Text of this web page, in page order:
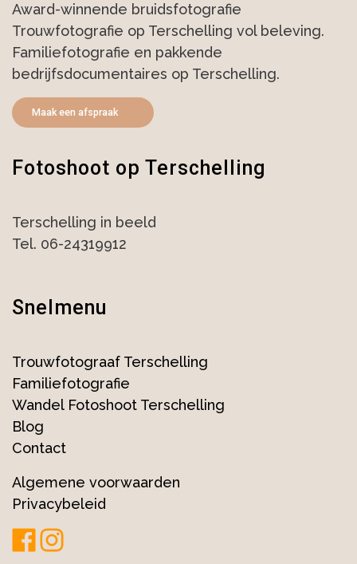
Award-winnende bruidsfotografie
Trouwfotografie op Terschelling vol beleving.
Familiefotografie en pakkende
bedrijfsdocumentaires op Terschelling.
Maak een afspraak
Fotoshoot op Terschelling
Terschelling in beeld
Tel. 06-24319912
Snelmenu
Trouwfotograaf Terschelling
Familiefotografie
Wandel Fotoshoot Terschelling
Blog
Contact
Algemene voorwaarden
Privacybeleid